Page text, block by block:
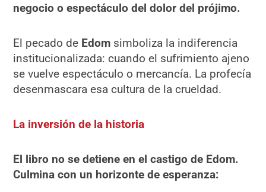
negocio o espectáculo del dolor del prójimo.
El pecado de Edom simboliza la indiferencia
institucionalizada: cuando el sufrimiento ajeno
se vuelve espectáculo o mercancía. La profecía
desenmascara esa cultura de la crueldad.
La inversión de la historia
El libro no se detiene en el castigo de Edom.
Culmina con un horizonte de esperanza: